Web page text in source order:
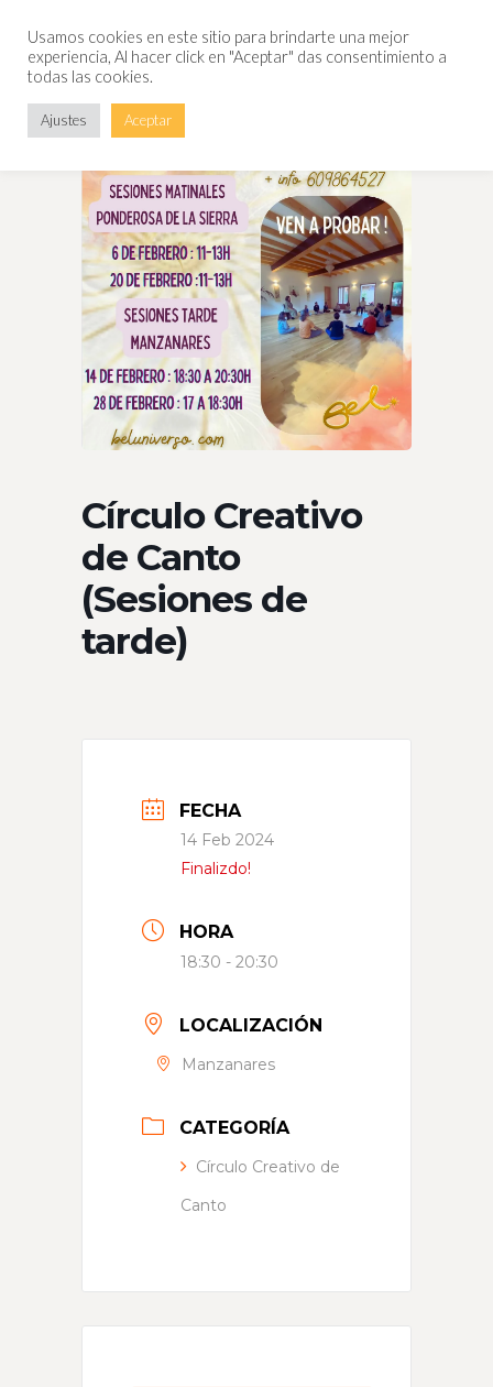
Círculo Creativo
de Canto
(Sesiones de
tarde)
FECHA
14 Feb 2024
Finalizdo!
HORA
18:30 - 20:30
LOCALIZACIÓN
Manzanares
CATEGORÍA
Círculo Creativo de
Canto
Usamos cookies en este sitio para brindarte una mejor
experiencia, Al hacer click en "Aceptar" das consentimiento a
todas las cookies.
Ajustes Aceptar